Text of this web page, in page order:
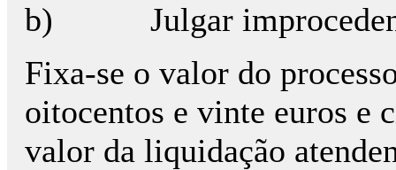
b)
Julgar
Fixa-se o valor do
oitocentos e vinte euros e
valor da liquidação